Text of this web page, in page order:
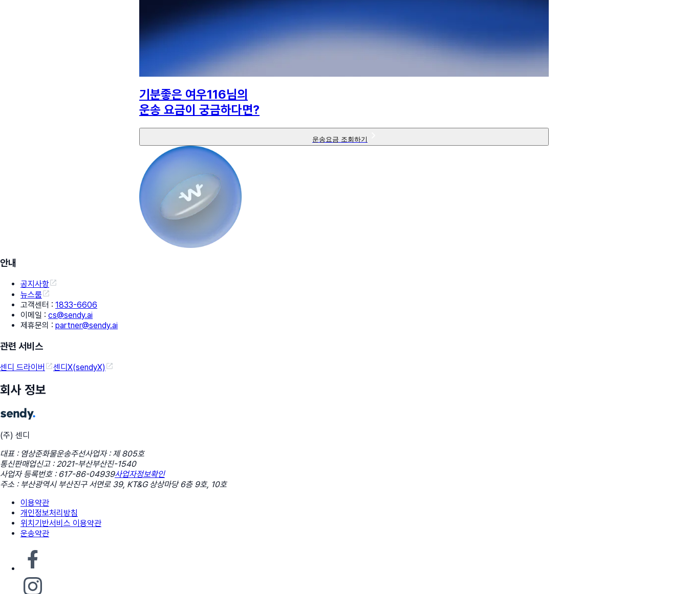
기분좋은 여우116님의
운송 요금이 궁금하다면?
운송요금 조회하기
안내
공지사항
뉴스룸
고객센터 : 1833-6606
이메일 : cs@sendy.ai
제휴문의 : partner@sendy.ai
관련 서비스
센디 드라이버 센디X(sendyX)
회사 정보
(주) 센디
대표 : 염상준화물운송주선사업자 : 제 805호
통신판매업신고 : 2021-부산부산진-1540
사업자 등록번호 : 617-86-04939사업자정보확인
주소 : 부산광역시 부산진구 서면로 39, KT&G 상상마당 6층 9호, 10호
이용약관
개인정보처리방침
위치기반서비스 이용약관
운송약관